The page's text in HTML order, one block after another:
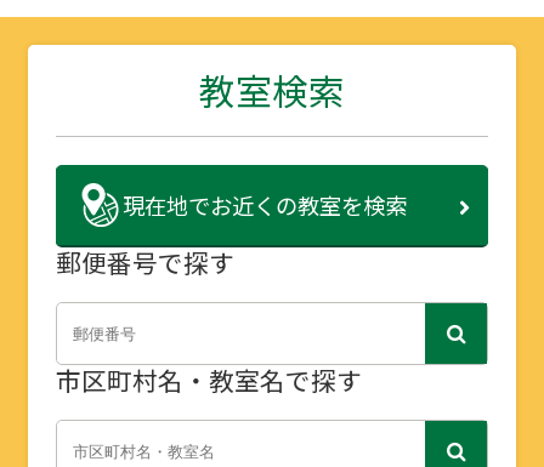
教室検索
現在地でお近くの教室を検索
郵便番号で探す
市区町村名・教室名で探す